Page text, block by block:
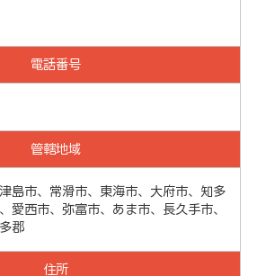
電話番号
管轄地域
島市、常滑市、東海市、大府市、知多
愛西市、弥富市、あま市、長久手市、
郡
住所